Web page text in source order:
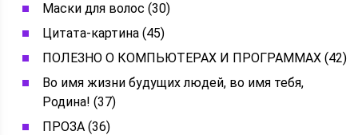
Маски для волос (30)
Цитата-картина (45)
ПОЛЕЗНО О КОМПЬЮТЕРАХ И ПРОГРАММАХ (42)
Во имя жизни будущих людей, во имя тебя,
Родина! (37)
ПРОЗА (36)